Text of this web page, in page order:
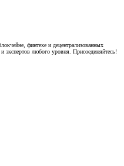
финтехе и децентрализованных
экспертов любого уровня. Присоединяйтесь!